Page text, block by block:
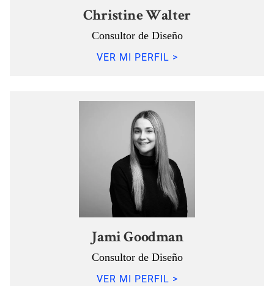
Christine Walter
Consultor de Diseño
VER MI PERFIL >
Jami Goodman
Consultor de Diseño
VER MI PERFIL >